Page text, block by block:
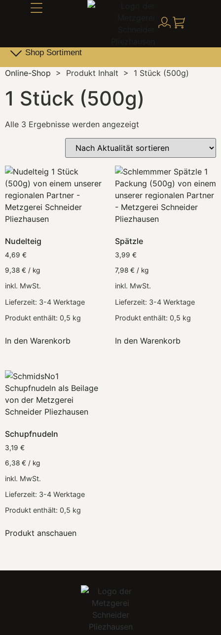
Shop Sortiment
Online-Shop > Produkt Inhalt > 1 Stück (500g)
1 Stück (500g)
Alle 3 Ergebnisse werden angezeigt
Nudelteig
4,69 €
9,38 € / kg
inkl. MwSt.
Lieferzeit: 3-4 Werktage
Produkt enthält: 0,5 kg
In den Warenkorb
Spätzle
3,99 €
7,98 € / kg
inkl. MwSt.
Lieferzeit: 3-4 Werktage
Produkt enthält: 0,5 kg
In den Warenkorb
Schupfnudeln
3,19 €
6,38 € / kg
inkl. MwSt.
Lieferzeit: 3-4 Werktage
Produkt enthält: 0,5 kg
Produkt anschauen